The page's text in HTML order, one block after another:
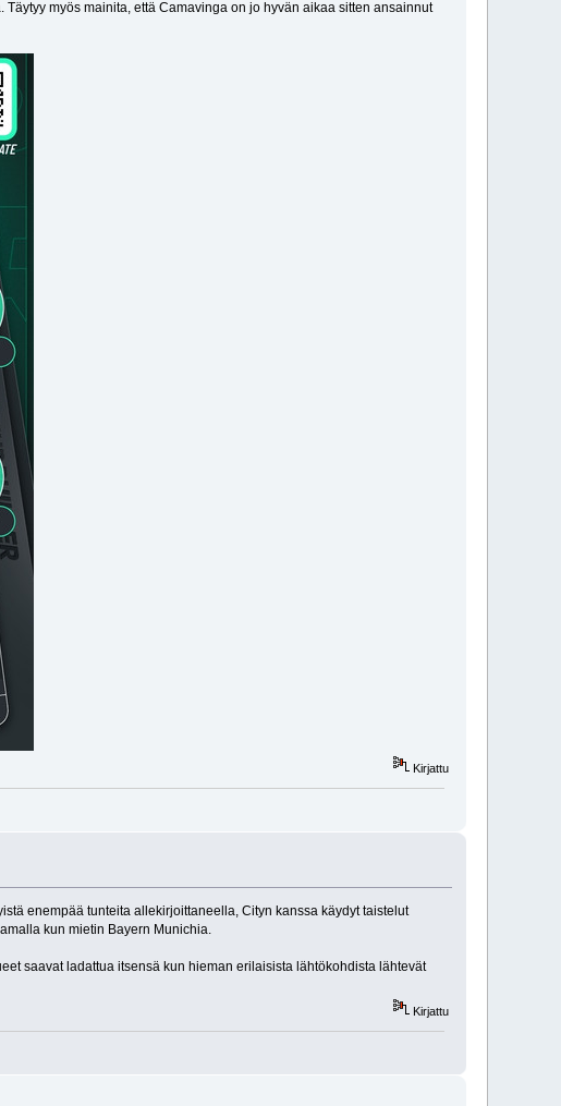
myös mainita, että Camavinga on jo hyvän aikaa sitten ansainnut
Kirjattu
enempää tunteita allekirjoittaneella, Cityn kanssa käydyt taistelut
kun mietin Bayern Munichia.
saavat ladattua itsensä kun hieman erilaisista lähtökohdista lähtevät
Kirjattu